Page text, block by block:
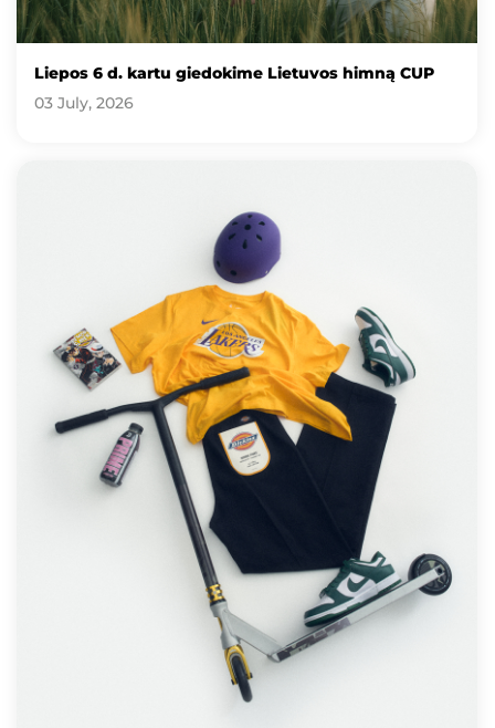
Liepos 6 d. kartu giedokime Lietuvos himną CUP
03 July, 2026